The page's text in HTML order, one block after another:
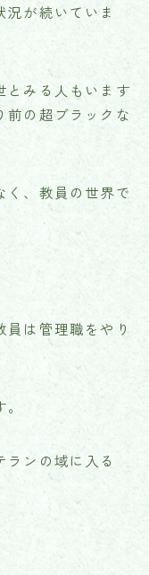
況が続いていま
とみる人もいます
前の超ブラックな
く、教員の世界で
員は管理職をやり
ンの域に入る